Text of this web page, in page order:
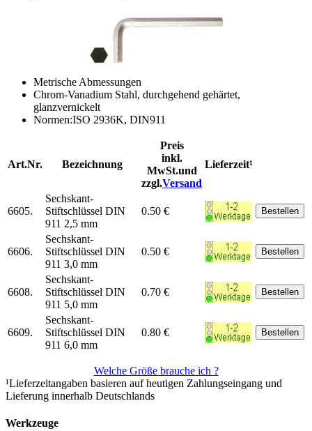
Metrische Abmessungen
Chrom-Vanadium Stahl, durchgehend gehärtet,
glanzvernickelt
Normen:ISO 2936K, DIN911
Art.Nr. Bezeichnung
Preis
inkl.
MwSt.und
zzgl.Versand
Lieferzeit¹
6605.
Sechskant-
Stiftschlüssel DIN
911 2,5 mm
0.50 €
6606.
Sechskant-
Stiftschlüssel DIN
911 3,0 mm
0.50 €
6608.
Sechskant-
Stiftschlüssel DIN
911 5,0 mm
0.70 €
6609.
Sechskant-
Stiftschlüssel DIN
911 6,0 mm
0.80 €
Welche Größe brauche ich ?
¹Lieferzeitangaben basieren auf heutigen Zahlungseingang und
Lieferung innerhalb Deutschlands
Werkzeuge